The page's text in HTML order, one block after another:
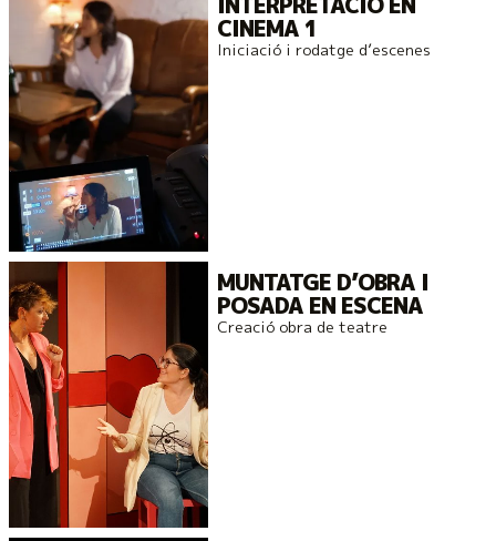
CINEMA 1
Iniciació i rodatge d’escenes
MUNTATGE D’OBRA I
POSADA EN ESCENA
Creació obra de teatre